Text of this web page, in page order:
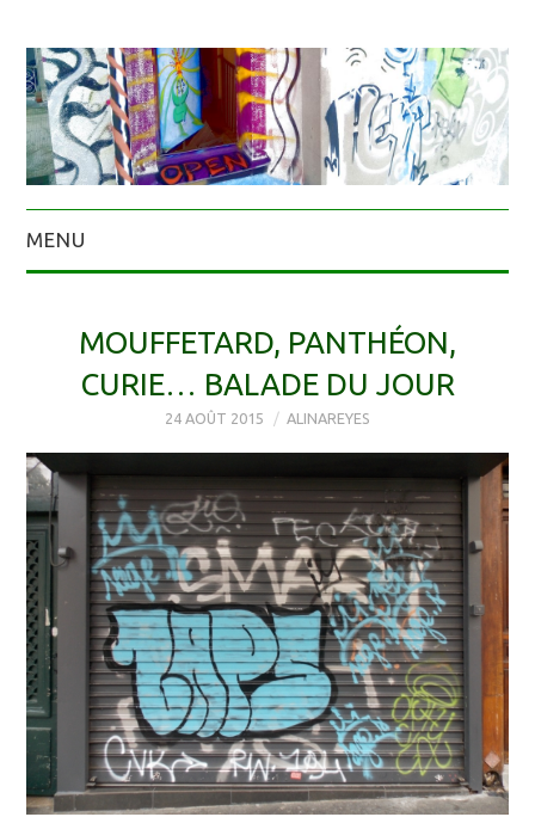
MENU
MOUFFETARD, PANTHÉON,
CURIE… BALADE DU JOUR
24 AOÛT 2015 ALINAREYES